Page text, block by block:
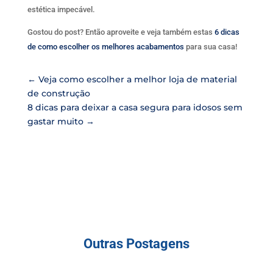
estética impecável.
Gostou do post? Então aproveite e veja também estas 6 dicas
de como escolher os melhores acabamentos para sua casa!
← Veja como escolher a melhor loja de material
de construção
8 dicas para deixar a casa segura para idosos sem
gastar muito→
Outras Postagens